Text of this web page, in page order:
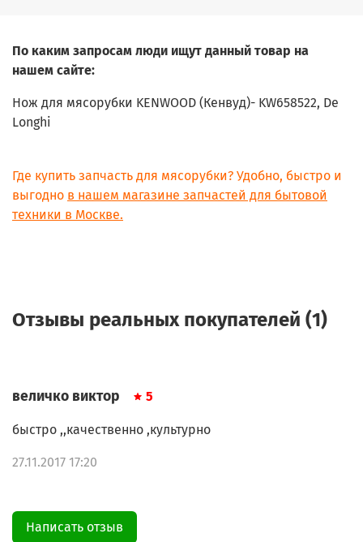
По каким запросам люди ищут данный товар на
нашем сайте:
Нож для мясорубки KENWOOD (Кенвуд)- KW658522, De
Longhi
Где купить запчасть для мясорубки? Удобно, быстро и
выгодно в нашем магазине запчастей для бытовой
техники в Москве.
Отзывы реальных покупателей (1)
величко виктор 5
быстро ,,качественно ,культурно
27.11.2017 17:20
Написать отзыв